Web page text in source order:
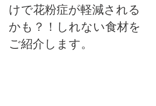
けで花粉症が軽減される
かも？！しれない食材を
ご紹介します。